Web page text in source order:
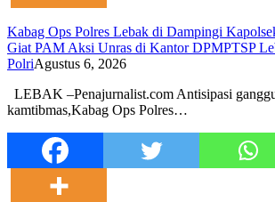
Kabag Ops Polres Lebak di Dampingi
Giat PAM Aksi Unras di Kantor DPMPTSP
PolriAgustus 6, 2026
LEBAK –Penajurnalist.com Antisipasi
kamtibmas,Kabag Ops Polres…